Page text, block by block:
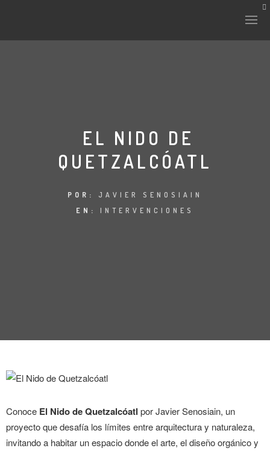
LABORATORIO
EL NIDO DE
QUETZALCÓATL
POR: JAVIER SENOSIAIN
EN: INTERVENCIONES
Conoce El Nido de Quetzalcóatl por Javier Senosiain, un
proyecto que desafía los límites entre arquitectura y naturaleza,
invitando a habitar un espacio donde el arte, el diseño orgánico y